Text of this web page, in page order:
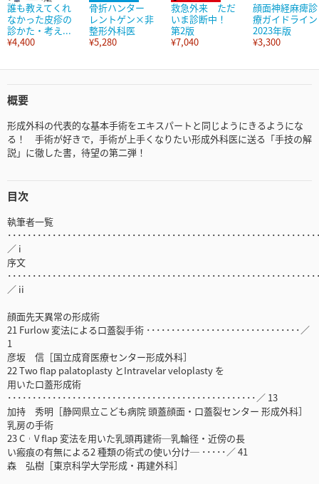
誰も教えてくれ
なかった皮疹の
診かた・考え...
¥4,400
骨折ハンター
レントゲン×非
整形外科医
¥5,280
救急外来 ただ
いま診断中！
第2版
¥7,040
顔面神経麻痺診
療ガイドライン
2023年版
¥3,300
概要
形成外科の代表的な基本手術をエキスパートと同じようにきるようにな
る！ 手術が好きで，手術が上手くなりたい形成外科医に送る「手技の解
説」に徹した書，待望の第二弾！
目次
執筆者一覧
･････････････････････････････････････････････････････････････
／ i
序文
･････････････････････････････････････････････････････････････
／ ii
顔面先天異常の形成術
21 Furlow 変法による口蓋裂手術 ･･･････････････････････････････／
1
彦坂 信［国立成育医療センター形成外科］
22 Two flap palatoplasty とIntravelar veloplasty を
用いた口蓋形成術
･･････････････････････････････････････････････････／ 13
加持 秀明［静岡県立こども病院 頭蓋顔面・口蓋裂センター 形成外科］
乳房の手術
23 C︲V flap 変法を用いた乳頭再建術─乳輪径・近傍の長
い瘢痕の有無による2 種類の術式の使い分け─ ･････／ 41
森 弘樹［東京科学大学形成・再建外科］